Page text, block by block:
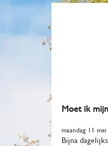
Moet ik
maandag 11
Bijna